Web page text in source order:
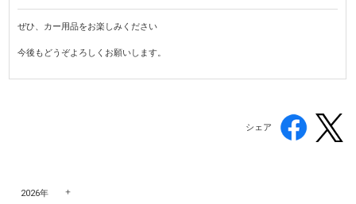
ぜひ、カー用品をお楽しみください
今後もどうぞよろしくお願いします。
シェア
2026年